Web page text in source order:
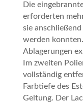
Die
erforderten
sie
werden
Ablagerungen
Im zweiten
vollständig
Farbtiefe des
Geltung. Der